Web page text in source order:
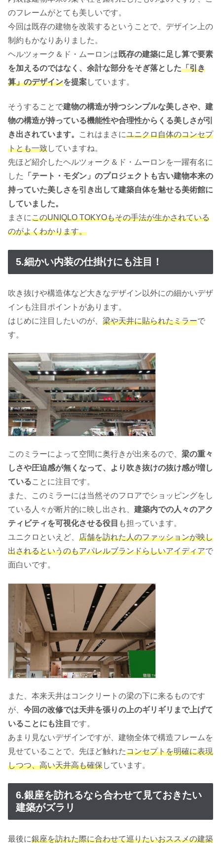
のフレームがとても美しいです。
今回は既存の建物を改装するということで、デザイン上の
制約もかなりありました。
ヘルツォーク＆ド・ムーロンは 既存の建築に足し算で要素
を加えるのではなく、余計な部分をそぎ落とした「引き
算」のデザインを提案しています。
そうすることで建物の構造が持つシンプルな美しさや、建
物の構造が持っている機能性や合理性からくる美しさが引
き出されています。
これはまさにユニクロ自体のコンセプ
トとも一致していますね。
先ほど紹介したヘルツォーク＆ド・ムーロンを一躍有名に
した
「テート・モダン」のプロジェクトも古い建物本来の
持っていた美しさを引き出して建築自体を魅せる美術館に
していました。
まさにこのUNIQLO TOKYOもその手法が生かされている
のがよくわかります。
5.細かい内装の仕掛けにも注目！
吹き抜けや構造体など大きなデザイン以外にの細かいデザ
インも注目ポイントがあります。
はじめに注目したいのが、 梁や天井に貼られたミラーで
す。
このミラーによって空間に奥行きが出来るので、 梁の重々
しさや圧迫感が無くなって、より吹き抜けの抜け感が増し
ていることに注目です。
また、このミラーには当然そのフロアでショッピングをし
ている人々が断片的に映し出され、 建築内での人々のアク
ティビティを可視化させる役目 も担っています。
ユニクロといえど、 店舗を訪れた人のファッションが映し
出されるというのもアパレルブランドらしいアイディアで
面白いです。
また、本来天井はコンクリートの梁の下に来るものです
が、 今回の改修では天井を張りの上のギリギリまで上げて
いることにも注目 です。
あまり見ないデザインですが、建物全体で構造フレームを
見せていることで、先ほど触れたコンセプトを明確に表現
しつつ、高い天井高も確保しています。
6.銀座を訪れるなら合わせて見ておきたい
建築がズラリ
最後に銀座を訪れた際に合わせて巡りたいおススメの建築